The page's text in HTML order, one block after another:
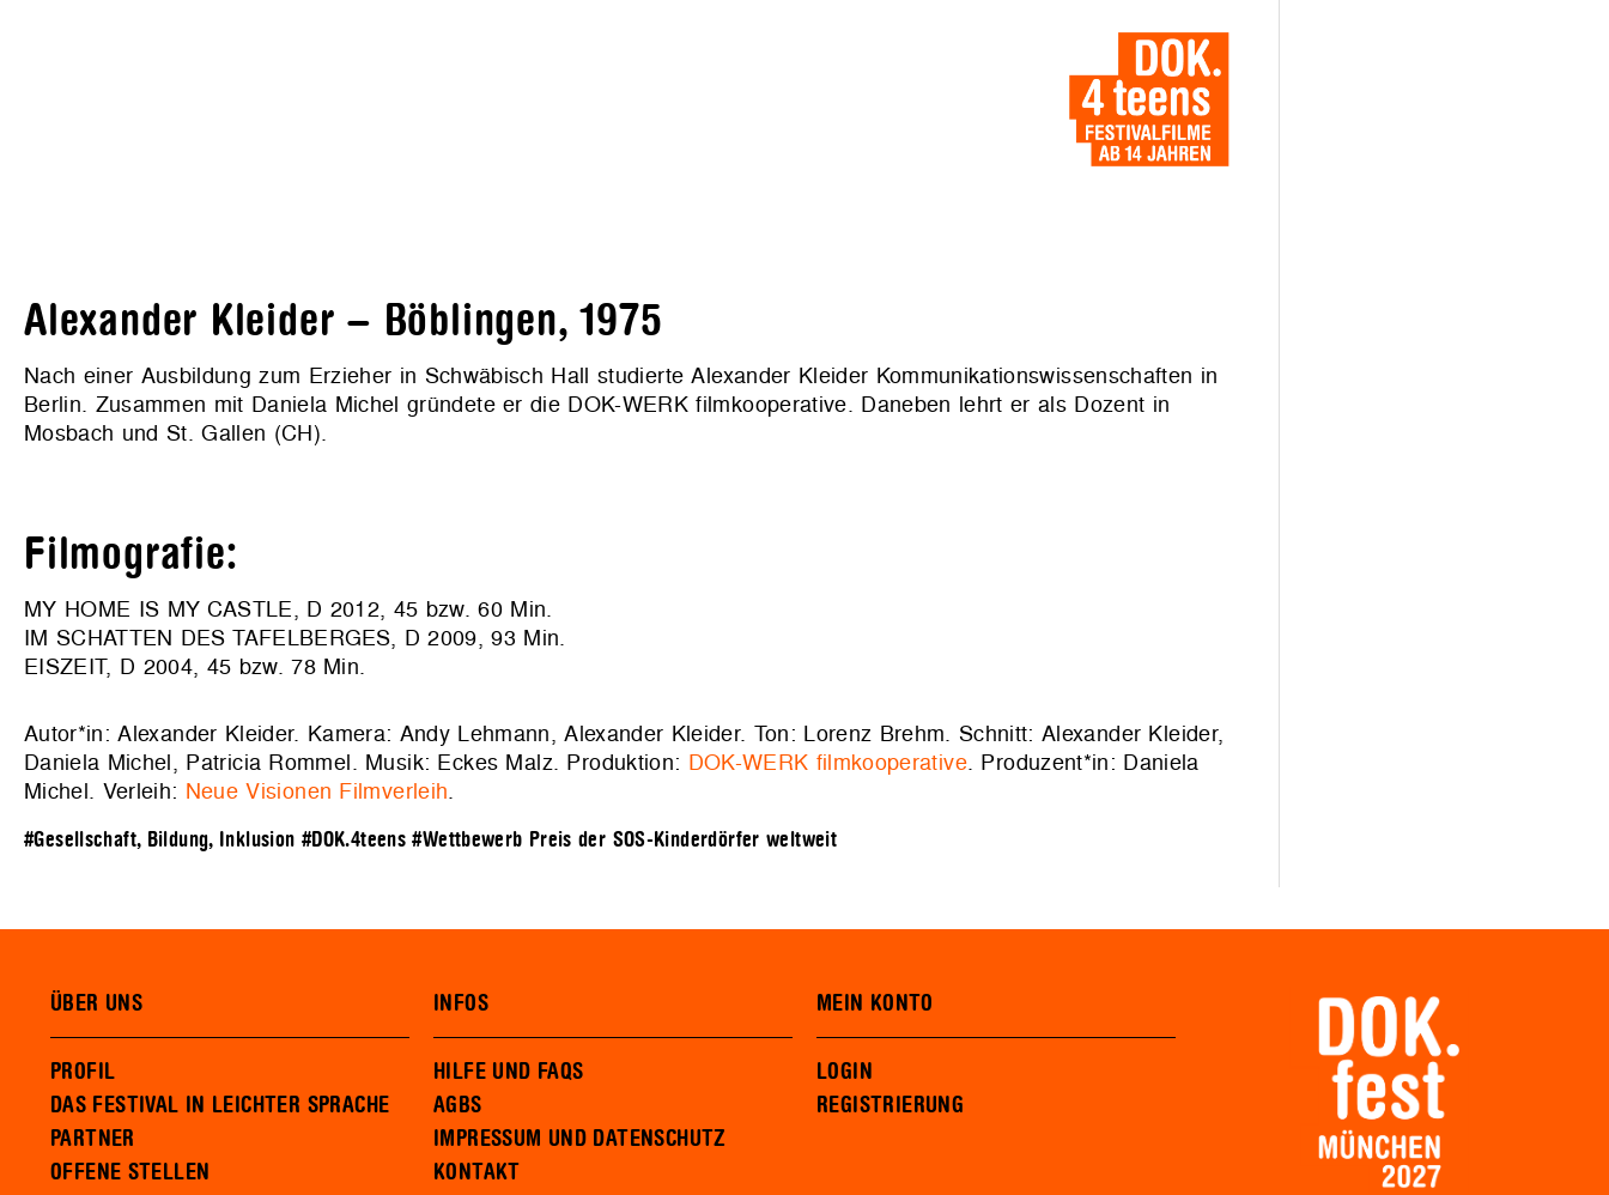
Alexander Kleider – Böblingen, 1975
Nach einer Ausbildung zum Erzieher in Schwäbisch Hall studierte Alexander Kleider Kommunikationswissenschaften in
Berlin. Zusammen mit Daniela Michel gründete er die DOK-WERK filmkooperative. Daneben lehrt er als Dozent in
Mosbach und St. Gallen (CH).
Filmografie:
MY HOME IS MY CASTLE, D 2012, 45 bzw. 60 Min.
IM SCHATTEN DES TAFELBERGES, D 2009, 93 Min.
EISZEIT, D 2004, 45 bzw. 78 Min.
Autor*in: Alexander Kleider. Kamera: Andy Lehmann, Alexander Kleider. Ton: Lorenz Brehm. Schnitt: Alexander Kleider,
Daniela Michel, Patricia Rommel. Musik: Eckes Malz. Produktion: DOK-WERK filmkooperative. Produzent*in: Daniela
Michel. Verleih: Neue Visionen Filmverleih.
#Gesellschaft, Bildung, Inklusion #DOK.4teens #Wettbewerb Preis der SOS-Kinderdörfer weltweit
ÜBER UNS
PROFIL
DAS FESTIVAL IN LEICHTER SPRACHE
PARTNER
OFFENE STELLEN
INFOS
HILFE UND FAQS
AGBS
IMPRESSUM UND DATENSCHUTZ
KONTAKT
MEIN KONTO
LOGIN
REGISTRIERUNG